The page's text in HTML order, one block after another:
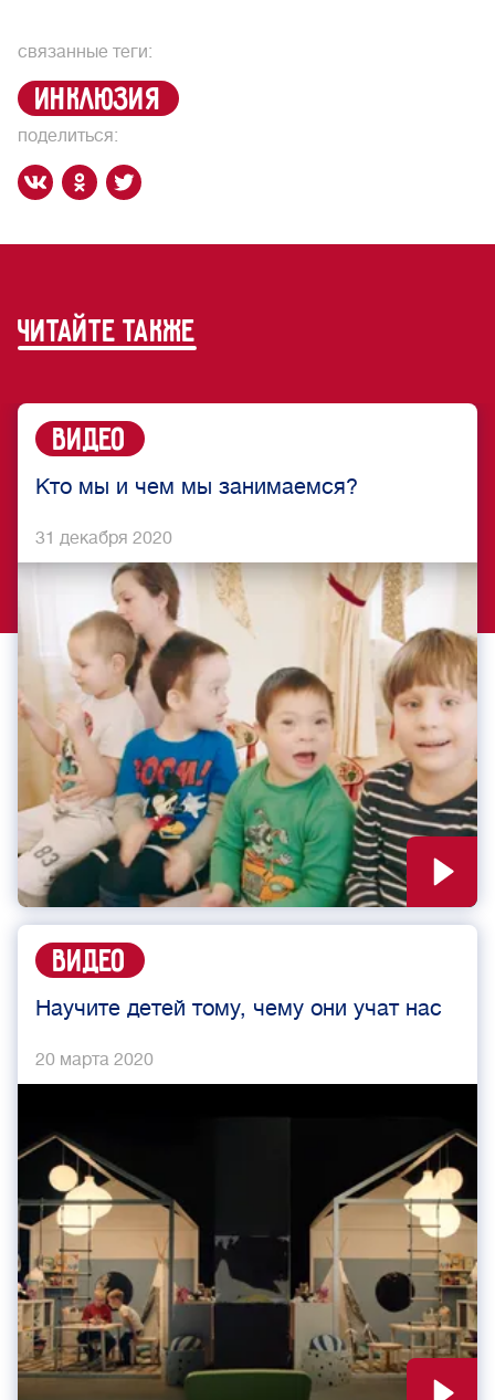
поделиться:
связанные теги:
инклюзия
читайте также
Видео
Кто мы и чем мы занимаемся?
31 декабря 2020
Видео
Научите детей тому, чему они учат нас
20 марта 2020